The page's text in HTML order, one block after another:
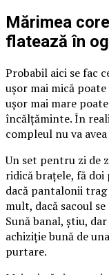
Mărimea
flatează în
Probabil aici se fac
ușor mai mică
ușor mai mare
încălțăminte. În
compleul nu va
Un set pentru zi de
ridică brațele, fă doi
dacă pantalonii
mult, dacă sacoul
Sună banal, știu,
achiziție bună de
purtare.